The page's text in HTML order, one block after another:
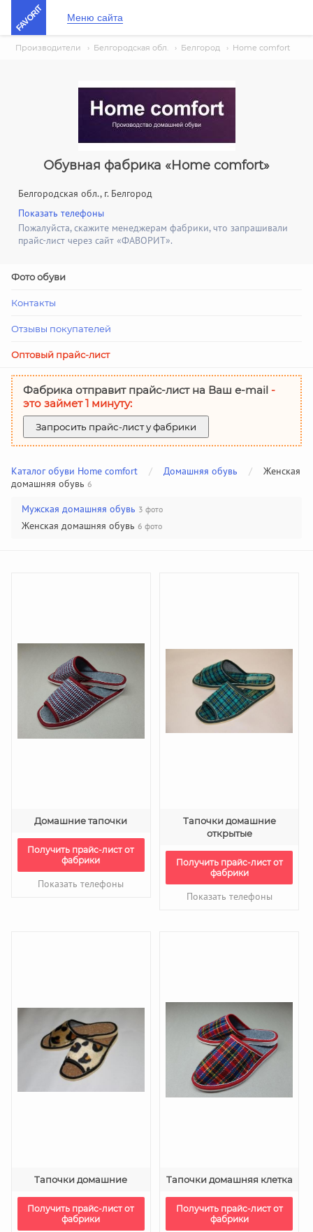
FAVORIT Меню сайта
Производители › Белгородская обл. › Белгород › Home comfort
Обувная фабрика «Home comfort»
Белгородская обл., г. Белгород
Показать телефоны
Пожалуйста, скажите менеджерам фабрики, что запрашивали
прайс-лист через сайт «ФАВОРИТ».
Фото обуви
Контакты
Отзывы покупателей
Оптовый прайс-лист
Фабрика отправит прайс-лист на Ваш е-mail -
это займет 1 минуту:
Запросить прайс-лист у фабрики
Каталог обуви Home comfort / Домашняя обувь /
Женская
домашняя обувь 6
Мужская домашняя обувь 3 фото
Женская домашняя обувь 6 фото
Домашние тапочки
Получить прайс-лист от
фабрики
Показать телефоны
Тапочки домашние
открытые
Получить прайс-лист от
фабрики
Показать телефоны
Тапочки домашние
Получить прайс-лист от
фабрики
Тапочки домашняя клетка
Получить прайс-лист от
фабрики